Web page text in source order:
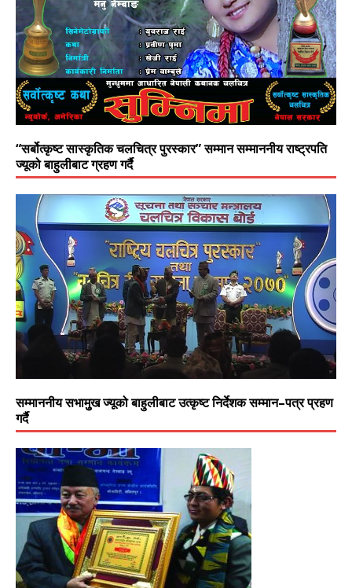
“सर्बोत्कृष्ट सास्कृतिक चलचित्र पुरस्कार” सम्मान सम्माननीय राष्ट्रपति
ज्यूको बाहुलीबाट ग्रहण गर्दै
सम्माननीय सभामुुख ज्यूको बाहुलीबाट उत्कृष्ट निर्देशक सम्मान–पत्र प्रहण
गर्दै